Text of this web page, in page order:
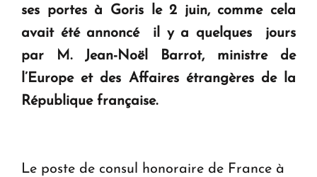
" Tant qu'il n'existe pas d'alternative concrète, la
question d'un référendum ne se pose pas. "
KASA : 30 ans d'audace, de résilience et d'avenir
en Arménie
ses portes à Goris le 2 juin, comme cela
avait été annoncé
il y a quelques jours
par M. Jean-Noël Barrot, ministre de
l’Europe et des Affaires étrangères de la
République française.
Le poste de consul honoraire de France à